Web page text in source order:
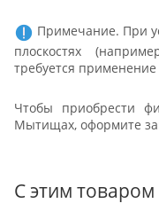
Примечание. При
плоскостях
требуется применение
Чтобы приобрести
Мытищах, оформите
С этим